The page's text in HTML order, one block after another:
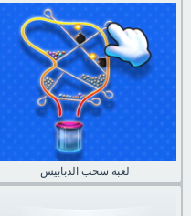
لعبة سحب الدبابيس